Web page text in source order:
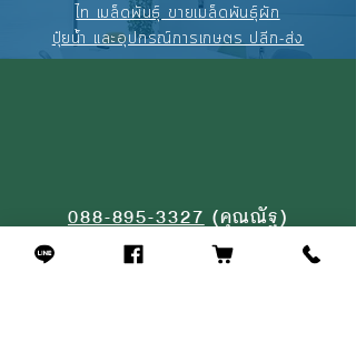
ไท เมล็ดพันธุ์ ขายเมล็ดพันธุ์ผัก
ปุ๋ยน้ำ และอุปกรณ์การเกษตร ปลีก-ส่ง
088-895-3327(คุณณัฐ)
094-256-2322
(คุณจุ้ย)